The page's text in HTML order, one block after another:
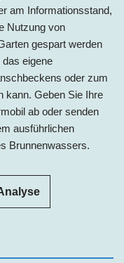
am Informationsstand,
Nutzung von
gespart werden
eigene
oder zum
kann. Geben Sie Ihre
ab oder senden
ausführlichen
Brunnenwassers.